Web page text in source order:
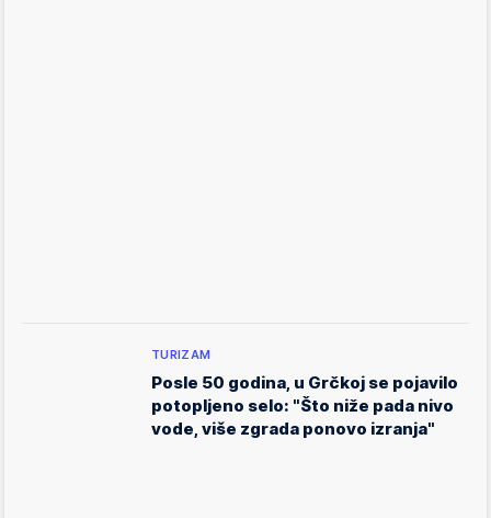
TURIZAM
Posle 50 godina, u Grčkoj se pojavilo
potopljeno selo: "Što niže pada nivo
vode, više zgrada ponovo izranja"